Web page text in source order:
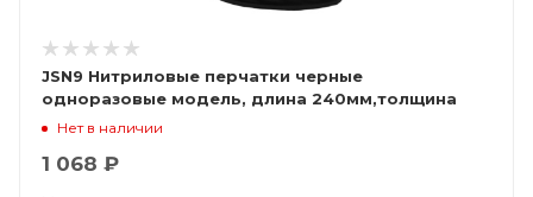
JSN9 Нитриловые перчатки черные
одноразовые модель, длина 240мм,толщина
0,15мм, (уп. 100шт) Jeta Saf
Нет в наличии
1 068 ₽